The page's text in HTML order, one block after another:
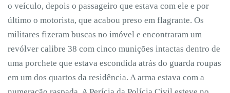
o veículo, depois o passageiro que estava com ele e por
último o motorista, que acabou preso em flagrante. Os
militares fizeram buscas no imóvel e encontraram um
revólver calibre 38 com cinco munições intactas dentro de
uma porchete que estava escondida atrás do guarda roupas
em um dos quartos da residência. A arma estava com a